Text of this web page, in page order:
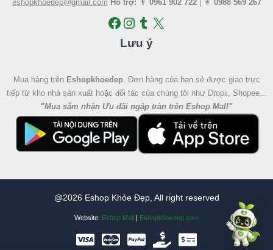
eshopkhoedep@gmail.com Hỗ trợ: 👨 0961 902 722| 👩 0988 569 267
Lưu ý
Mua hàng trên Eshopkhoedep. Đơn hàng của bạn sẻ được giao trực
tiếp từ kho nhà sản xuất hoặc đối tác của chúng tôi như Dropii, Shopee...
"Mua sắm nhận Ưu đãi ngập tràn trên Eshop Mall"
@2026 Eshop Khỏe Đẹp, All right reserved
Website: Eshop Mall Eshopkhoedep.com